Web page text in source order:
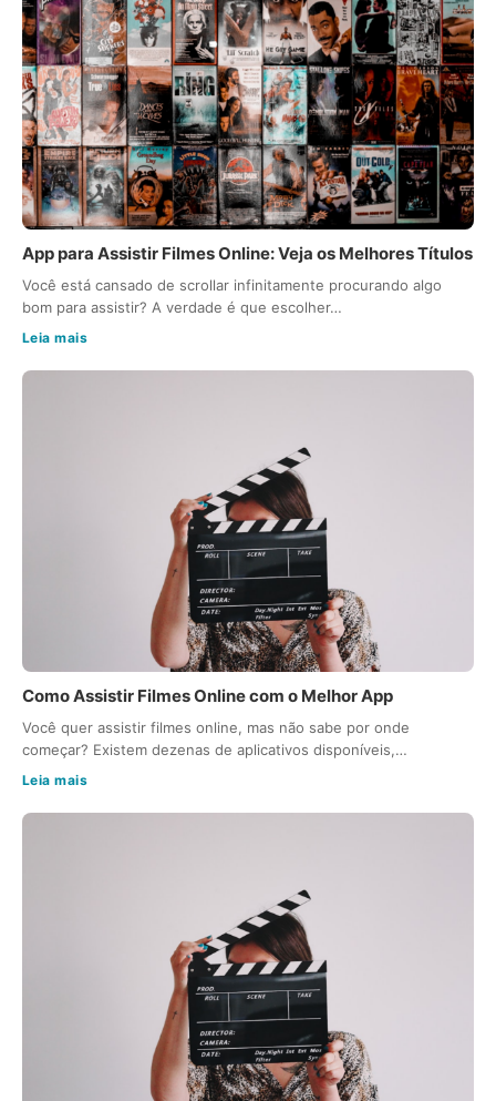
App para Assistir Filmes Online: Veja os Melhores Títulos
Você está cansado de scrollar infinitamente procurando algo
bom para assistir? A verdade é que escolher…
Leia mais
Como Assistir Filmes Online com o Melhor App
Você quer assistir filmes online, mas não sabe por onde
começar? Existem dezenas de aplicativos disponíveis,…
Leia mais